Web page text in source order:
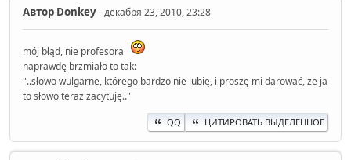
Автор Donkey- декабря 23, 2010, 23:28
mój błąd, nie profesora
naprawdę brzmiało to tak:
"..słowo wulgarne, którego bardzo nie lubię, i proszę mi darować, że ja
to słowo teraz zacytuję.."
QQ ЦИТИРОВАТЬ ВЫДЕЛЕННОЕ